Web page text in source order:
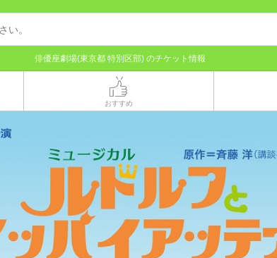
俳優座劇場(東京都 特別区部) のチケット情報
おすすめ